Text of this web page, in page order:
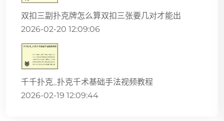
双扣三副扑克牌怎么算双扣三张要几对才能出
2026-02-20 12:09:06
千千扑克_扑克千术基础手法视频教程
2026-02-19 12:09:44